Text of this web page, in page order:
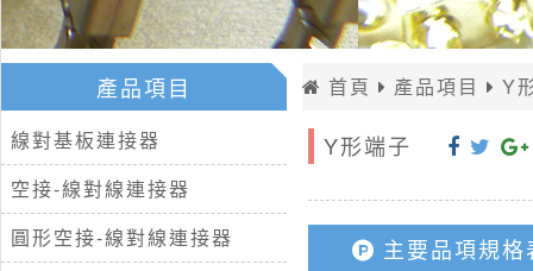
產品項目
線對基板連接器
空接-線對線連接器
圓形空接-線對線連接器
首頁 產品項目 Y
Y形端子
主要品項規格